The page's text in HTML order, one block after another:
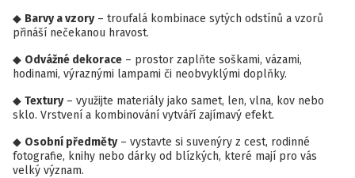
Barvy a vzory– troufalá kombinace sytých odstínů a vzorů
přináší nečekanou hravost.
Odvážné dekorace – prostor zaplňte soškami, vázami,
hodinami, výraznými lampami či neobvyklými doplňky.
Textury– využijte materiály jako samet, len, vlna, kov nebo
sklo. Vrstvení a kombinování vytváří zajímavý efekt.
Osobní předměty– vystavte si suvenýry z cest, rodinné
fotografie, knihy nebo dárky od blízkých, které mají pro vás
velký význam.